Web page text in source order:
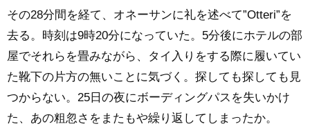
その28分間を経て、オネーサンに礼を述べて”Otteri”を
去る。時刻は9時20分になっていた。5分後にホテルの部
屋でそれらを畳みながら、タイ入りをする際に履いてい
た靴下の片方の無いことに気づく。探しても探しても見
つからない。25日の夜にボーディングパスを失いかけ
た、あの粗忽さをまたもや繰り返してしまったか。